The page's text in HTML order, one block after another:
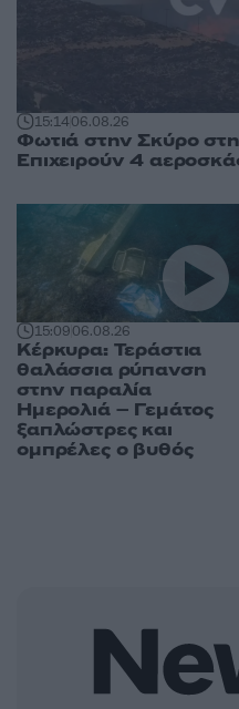
15:1406.08.26
Φωτιά στην Σκύρο
Επιχειρούν 4
15:0906.08.26
Κέρκυρα: Τεράστια
θαλάσσια ρύπανση
στην παραλία
Ημερολιά – Γεμάτος
ξαπλώστρες και
ομπρέλες ο βυθός